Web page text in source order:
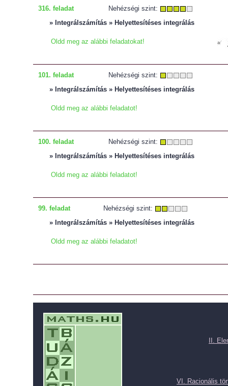
316. feladat
Nehézségi szint:
» Integrálszámítás » Helyettesítéses integrálás
Oldd meg az alábbi feladatokat!
101. feladat
Nehézségi szint:
» Integrálszámítás » Helyettesítéses integrálás
Oldd meg az alábbi feladatot!
100. feladat
Nehézségi szint:
» Integrálszámítás » Helyettesítéses integrálás
Oldd meg az alábbi feladatot!
99. feladat
Nehézségi szint:
» Integrálszámítás » Helyettesítéses integrálás
Oldd meg az alábbi feladatot!
II.
VI. Racionális